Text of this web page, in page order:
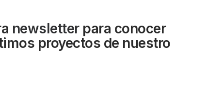
newsletterpara conocer
proyectos de nuestro